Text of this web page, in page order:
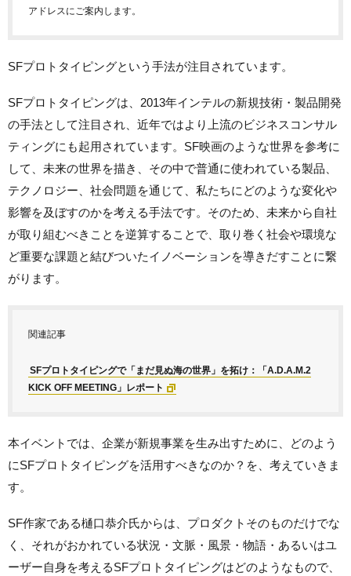
アドレスにご案内します。
SFプロトタイピングという手法が注目されています。
SFプロトタイピングは、2013年インテルの新規技術・製品開発
の手法として注目され、近年ではより上流のビジネスコンサル
ティングにも起用されています。SF映画のような世界を参考に
して、未来の世界を描き、その中で普通に使われている製品、
テクノロジー、社会問題を通じて、私たちにどのような変化や
影響を及ぼすのかを考える手法です。そのため、未来から自社
が取り組むべきことを逆算することで、取り巻く社会や環境な
ど重要な課題と結びついたイノベーションを導きだすことに繋
がります。
関連記事
SFプロトタイピングで「まだ見ぬ海の世界」を拓け：「A.D.A.M.2
KICK OFF MEETING」レポート
本イベントでは、企業が新規事業を生み出すために、どのよう
にSFプロトタイピングを活用すべきなのか？を、考えていきま
す。
SF作家である樋口恭介氏からは、プロダクトそのものだけでな
く、それがおかれている状況・文脈・風景・物語・あるいはユ
ーザー自身を考えるSFプロトタイピングはどのようなもので、